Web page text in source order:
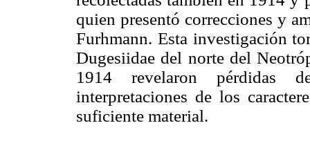
quien presentó correcciones y
Furhmann. Esta investigación
Dugesiidae del norte del
1914 revelaron pérdidas
interpretaciones de los
suficiente material.